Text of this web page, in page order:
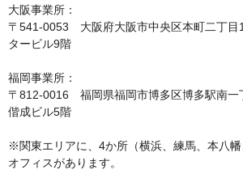
大阪事業所：
〒541-0053　大阪府大阪市中央区本町二丁
タービル9階
福岡事業所：
〒812-0016　福岡県福岡市博多区博多駅南
偕成ビル5階
※関東エリアに、4か所（横浜、練馬、本八
オフィスがあります。